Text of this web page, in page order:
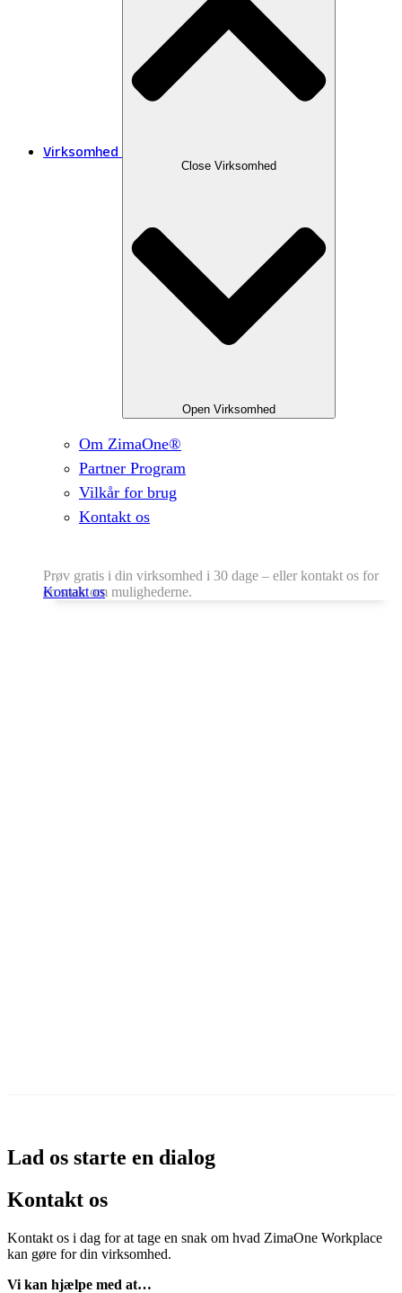
Virksomhed
Close Virksomhed
Open Virksomhed
Om ZimaOne®
Partner Program
Vilkår for brug
Kontakt os
Prøv gratis i din virksomhed i 30 dage – eller kontakt os for
en snak om mulighederne.
Kontakt os
Lad os starte en dialog
Kontakt os
Kontakt os i dag for at tage en snak om hvad ZimaOne Workplace
kan gøre for din virksomhed.
Vi kan hjælpe med at…